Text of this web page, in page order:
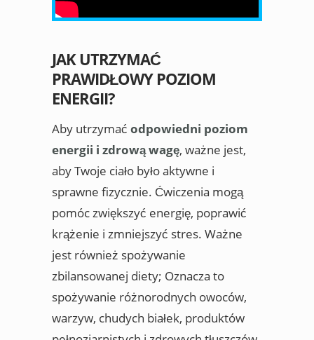
JAK UTRZYMAĆ
PRAWIDŁOWY POZIOM
ENERGII?
Aby utrzymać odpowiedni poziom
energii i zdrową wagę, ważne jest,
aby Twoje ciało było aktywne i
sprawne fizycznie. Ćwiczenia mogą
pomóc zwiększyć energię, poprawić
krążenie i zmniejszyć stres. Ważne
jest również spożywanie
zbilansowanej diety; Oznacza to
spożywanie różnorodnych owoców,
warzyw, chudych białek, produktów